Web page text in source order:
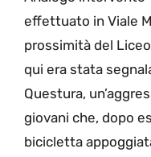
effettuato in Viale
prossimità del
qui era stata
Questura,
giovani che, dopo
bicicletta